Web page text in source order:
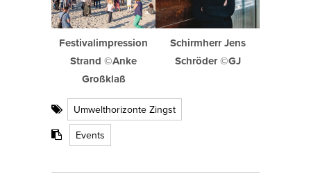
Festivalimpression
Strand ©Anke
Großklaß
Schirmherr Jens
Schröder ©GJ
Umwelthorizonte Zingst
Events